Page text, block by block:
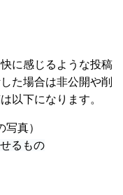
に感じるような投稿
た場合は非公開や削
以下になります。
真）
るもの